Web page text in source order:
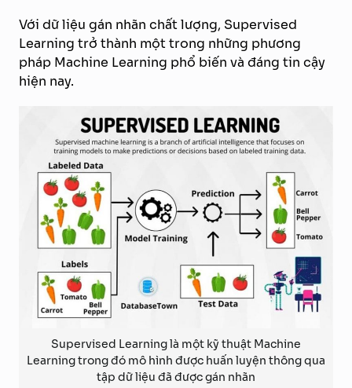
Với dữ liệu gán nhãn chất lượng, Supervised
Learning trở thành một trong những phương
pháp Machine Learning phổ biến và đáng tin cậy
hiện nay.
Supervised Learning là một kỹ thuật Machine
Learning trong đó mô hình được huấn luyện thông qua
tập dữ liệu đã được gán nhãn